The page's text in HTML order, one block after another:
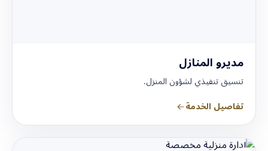
مديرو المنازل
تنسيق تنفيذي لشؤون المنزل.
تفاصيل الخدمة